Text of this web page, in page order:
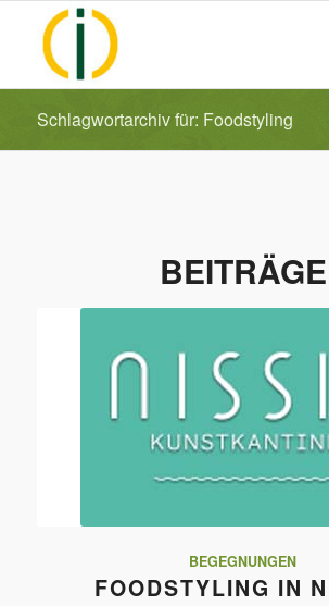
Schlagwortarchiv für: Foodstyling
BEITRÄGE
BEGEGNUNGEN
FOODSTYLING IN